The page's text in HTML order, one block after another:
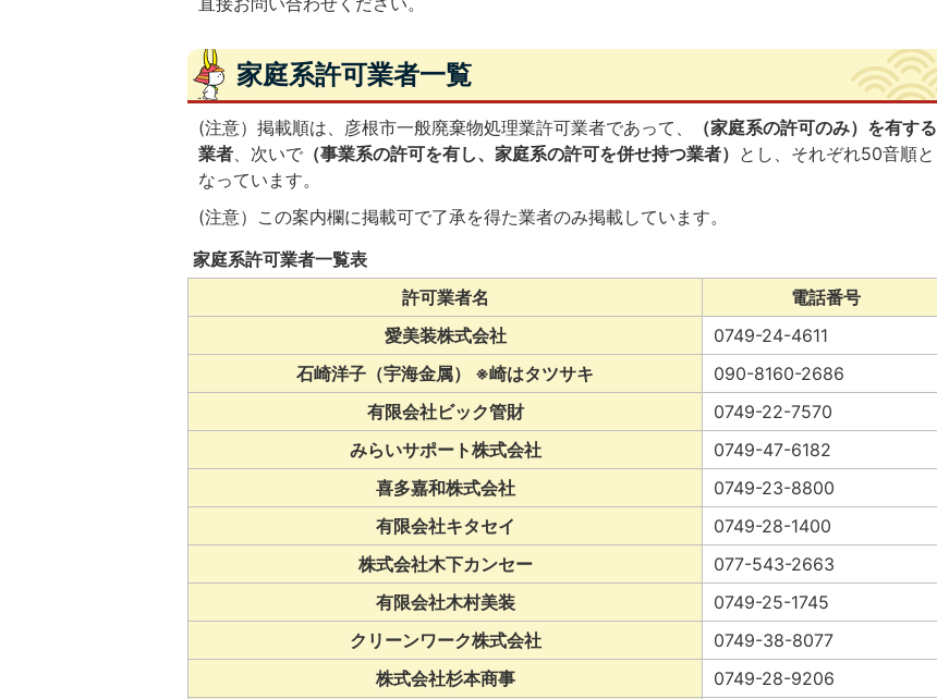
家庭系許可業者一覧
(注意）掲載順は、彦根市一般廃棄物処理業許可業者であって、
（家庭系の許可のみ）を有する
業者、次いで （事業系の許可を有し、家庭系の許可を併せ持つ業者） とし、それぞれ50音順と
なっています。
(注意）この案内欄に掲載可で了承を得た業者のみ掲載しています。
家庭系許可業者一覧表
許可業者名
電話番号
愛美装株式会社
0749-24-4611
石崎洋子（宇海金属） ※崎はタツサキ
090-8160-2686
有限会社ビック管財
0749-22-7570
みらいサポート株式会社
0749-47-6182
喜多嘉和株式会社
0749-23-8800
有限会社キタセイ
0749-28-1400
株式会社木下カンセー
077-543-2663
有限会社木村美装
0749-25-1745
クリーンワーク株式会社
0749-38-8077
株式会社杉本商事
0749-28-9206